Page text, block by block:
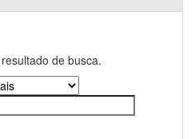
de busca.